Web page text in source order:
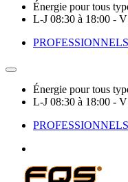
Énergie pour tous
L-J 08:30 à 18:00 -
PROFESSIONNELS
Énergie pour tous
L-J 08:30 à 18:00 -
PROFESSIONNELS